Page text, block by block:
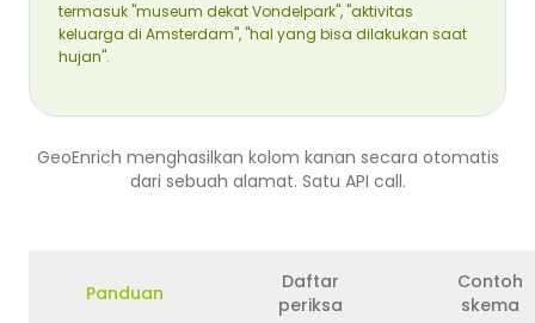
termasuk "museum dekat Vondelpark", "aktivitas
keluarga di Amsterdam", "hal yang bisa dilakukan saat
hujan".
GeoEnrich menghasilkan kolom kanan secara otomatis
dari sebuah alamat. Satu API call.
Panduan
Daftar
periksa
Contoh
skema